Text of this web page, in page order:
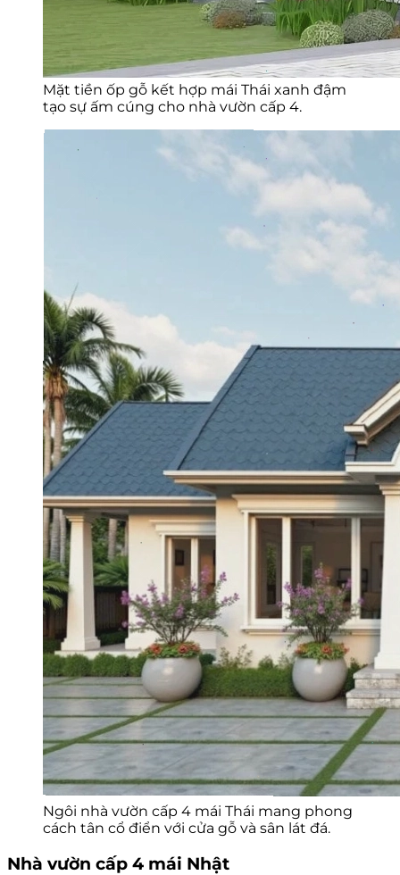
Mặt tiền ốp gỗ kết hợp mái Thái xanh đậm
tạo sự ấm cúng cho nhà vườn cấp 4.
Ngôi nhà vườn cấp 4 mái Thái mang phong
cách tân cổ điển với cửa gỗ và sân lát đá.
Nhà vườn cấp 4 mái Nhật